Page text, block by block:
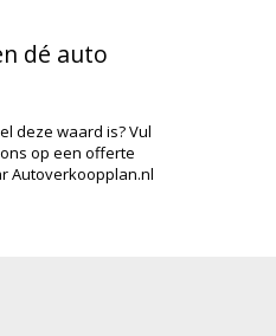
dé auto
deze waard is? Vul
op een offerte
Autoverkoopplan.nl